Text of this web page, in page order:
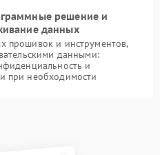
решение и
данных
прошивок и инструментов,
данными:
и
при необходимости